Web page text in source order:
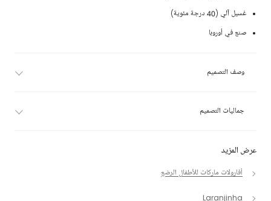
عرض المزيد
أفارولات ماركات للأطفال الرضع
Laranjinha
غسيل آلي (40 درجة مئوية)
صنع في أوروبا
وصف التصميم
جماليات التصميم